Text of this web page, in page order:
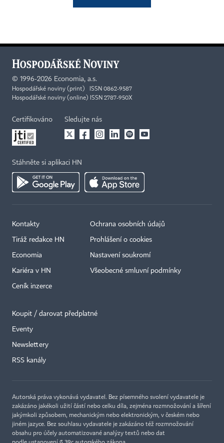
© 1996-2026 Economia, a.s.
Hospodářské noviny (print) ISSN 0862-9587
Hospodářské noviny (online) ISSN 2787-950X
Certifikováno Sledujte nás
Stáhněte si aplikaci HN
Kontakty
Tiráž redakce HN
Economia
Kariéra v HN
Ceník inzerce
Ochrana osobních údajů
Prohlášení o cookies
Nastavení soukromí
Všeobecné smluvní podmínky
Koupit / darovat předplatné
Eventy
Newslettery
RSS kanály
Autorská práva vykonává vydavatel. Bez písemného svolení vydavatele je
zakázáno jakékoli užití částí nebo celku díla, zejména rozmnožování a šíření
jakýmkoli způsobem, mechanickým nebo elektronickým, v českém nebo
jiném jazyce. Bez souhlasu vydavatele je zakázáno též rozmnožování
obsahu pro účely automatizované analýzy textů nebo dat